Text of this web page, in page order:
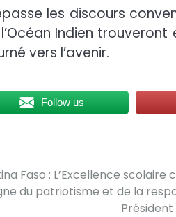
les discours
Indien trouveront
vers l’avenir.
Follow us
Faso : L’Excellence scolaire
du patriotisme et de la